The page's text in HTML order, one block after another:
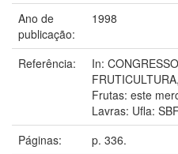
Ano de
publicação:
1998
Referência:
In:
Frutas: este
Lavras: Ufla:
Páginas:
p. 336.